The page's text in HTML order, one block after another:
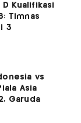
Kualifikasi
Timnas
3
vs
Asia
Garuda